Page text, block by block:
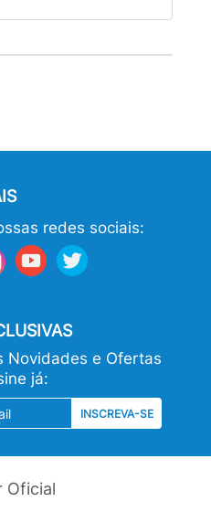
redes sociais:
Novidades e Ofertas
já:
INSCREVA-SE
Oficial